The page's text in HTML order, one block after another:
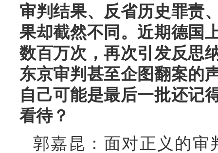
审判结果、反省历史罪责
果却截然不同。近期德国
数百万次，再次引发反思
东京审判甚至企图翻案的
自己可能是最后一批还记
看待？
郭嘉昆：面对正义的审